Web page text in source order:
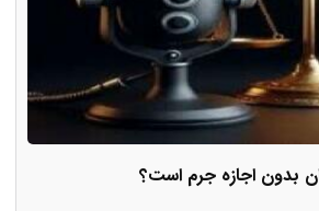
بدون اجازه جرم است؟